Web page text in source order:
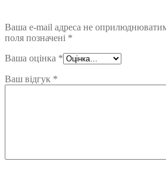
Ваша e-mail адреса не
поля позначені *
Ваша оцінка *
Ваш відгук *